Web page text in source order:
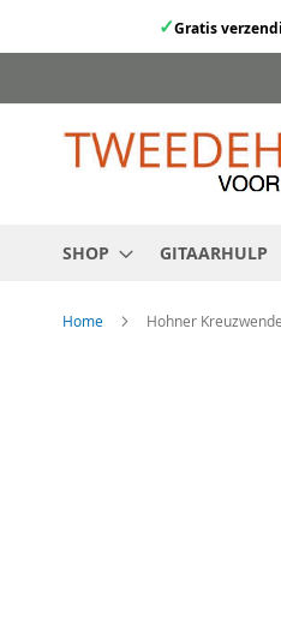
✓Gratis
direct
naar
de
SHOP GITAARHULP
Home Hohner